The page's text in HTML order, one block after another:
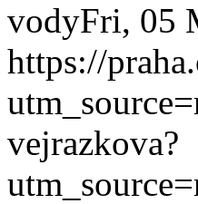
vodyFri, 05
https://
vejrazkova?